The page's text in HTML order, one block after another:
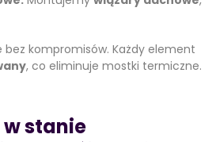
bez kompromisów. Każdy element
, co eliminuje mostki termiczne.
stanie